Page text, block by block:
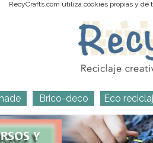
RecyCrafts.com utiliza cookies propias y
Brico-deco Eco